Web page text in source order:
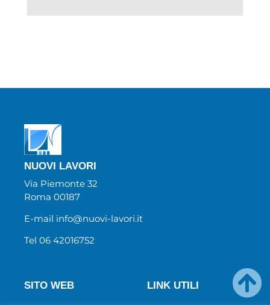
NUOVI LAVORI
Via Piemonte 32
Roma 00187
E-mail info@nuovi-lavori.it
Tel 06 42016752
SITO WEB LINK UTILI